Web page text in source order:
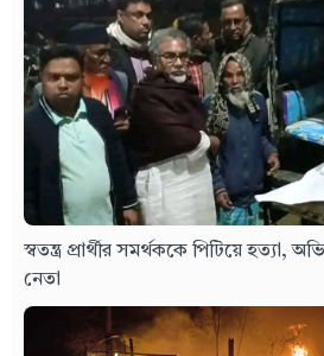
স্বতন্ত্র প্রার্থীর সমর্থককে পিটিয়ে হত্যা,
নেতা